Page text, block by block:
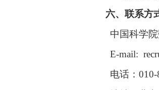
六、联系方
中国科学
E-mail:
电话：